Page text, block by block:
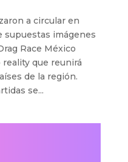
a circular en
supuestas imágenes
Race México
reality que reunirá
de la región.
se...